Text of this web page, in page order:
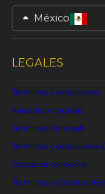
México
LEGALES
Términos y condiciones
Aviso de privacidad
Términos Cinecash
Términos y condiciones
Código de conducta
Términos y